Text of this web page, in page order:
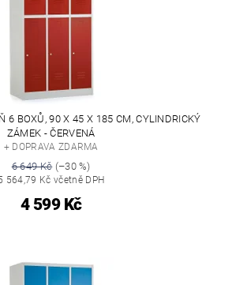
6 BOXŮ, 90 X 45 X 185 CM, CYLINDRICKÝ
ZÁMEK - ČERVENÁ
+ DOPRAVA ZDARMA
6 649 Kč(–30 %)
564,79 Kč včetně DPH
4 599 Kč